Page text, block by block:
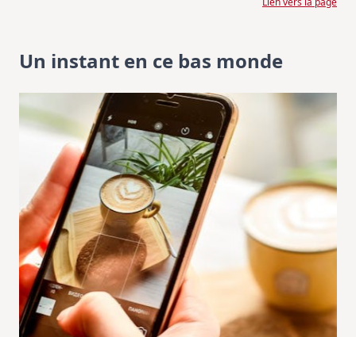
Un instant en ce bas monde